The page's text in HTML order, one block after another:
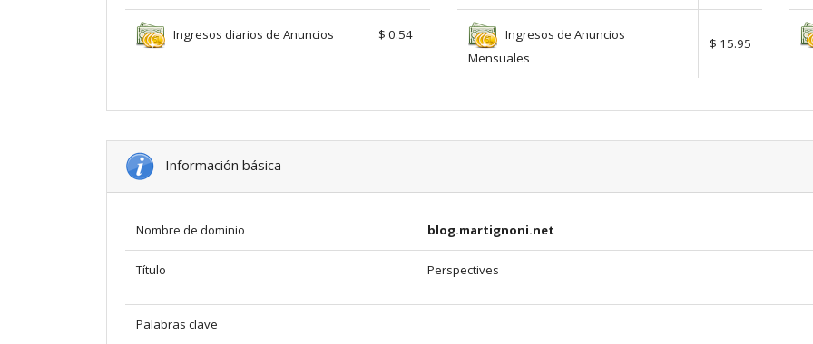
Ingresos diarios de Anuncios $ 0.54
Ingresos de Anuncios
Mensuales
$ 15.95
Información básica
Nombre de dominio blog.martignoni.net
Título Perspectives
Palabras clave